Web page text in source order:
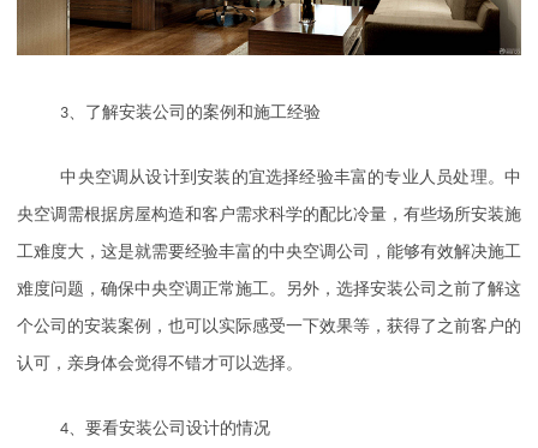
3、了解安装公司的案例和施工经验
中央空调从设计到安装的宜选择经验丰富的专业人员处理。中
央空调需根据房屋构造和客户需求科学的配比冷量，有些场所安装施
工难度大，这是就需要经验丰富的中央空调公司，能够有效解决施工
难度问题，确保中央空调正常施工。另外，选择安装公司之前了解这
个公司的安装案例，也可以实际感受一下效果等，获得了之前客户的
认可，亲身体会觉得不错才可以选择。
4、要看安装公司设计的情况